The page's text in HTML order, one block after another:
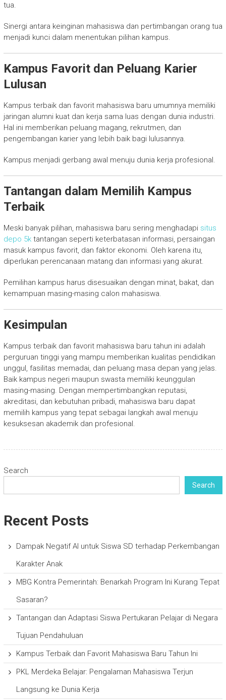
tua.
Sinergi antara keinginan mahasiswa dan pertimbangan orang tua
menjadi kunci dalam menentukan pilihan kampus.
Kampus Favorit dan Peluang Karier
Lulusan
Kampus terbaik dan favorit mahasiswa baru umumnya memiliki
jaringan alumni kuat dan kerja sama luas dengan dunia industri.
Hal ini memberikan peluang magang, rekrutmen, dan
pengembangan karier yang lebih baik bagi lulusannya.
Kampus menjadi gerbang awal menuju dunia kerja profesional.
Tantangan dalam Memilih Kampus
Terbaik
Meski banyak pilihan, mahasiswa baru sering menghadapi situs
depo 5ktantangan seperti keterbatasan informasi, persaingan
masuk kampus favorit, dan faktor ekonomi. Oleh karena itu,
diperlukan perencanaan matang dan informasi yang akurat.
Pemilihan kampus harus disesuaikan dengan minat, bakat, dan
kemampuan masing-masing calon mahasiswa.
Kesimpulan
Kampus terbaik dan favorit mahasiswa baru tahun ini adalah
perguruan tinggi yang mampu memberikan kualitas pendidikan
unggul, fasilitas memadai, dan peluang masa depan yang jelas.
Baik kampus negeri maupun swasta memiliki keunggulan
masing-masing. Dengan mempertimbangkan reputasi,
akreditasi, dan kebutuhan pribadi, mahasiswa baru dapat
memilih kampus yang tepat sebagai langkah awal menuju
kesuksesan akademik dan profesional.
Search
Search
Recent Posts
Dampak Negatif AI untuk Siswa SD terhadap Perkembangan
Karakter Anak
MBG Kontra Pemerintah: Benarkah Program Ini Kurang Tepat
Sasaran?
Tantangan dan Adaptasi Siswa Pertukaran Pelajar di Negara
Tujuan Pendahuluan
Kampus Terbaik dan Favorit Mahasiswa Baru Tahun Ini
PKL Merdeka Belajar: Pengalaman Mahasiswa Terjun
Langsung ke Dunia Kerja